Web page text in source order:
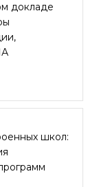
докладе
школ: